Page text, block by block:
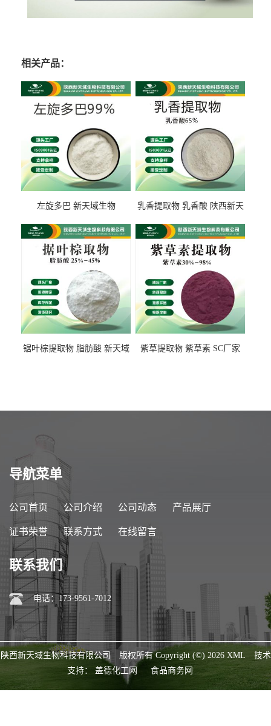
相关产品：
左旋多巴 新天域生物
乳香提取物 乳香酸 陕西新天
锯叶棕提取物 脂肪酸 新天域
紫草提取物 紫草素 SC厂家
导航菜单
公司首页 公司介绍 公司动态 产品展厅
证书荣誉 联系方式 在线留言
联系我们
电话：173-9561-7012
陕西新天域生物科技有限公司 版权所有 Copyright (©) 2026 XML
技术
支持： 盖德化工网 食品商务网